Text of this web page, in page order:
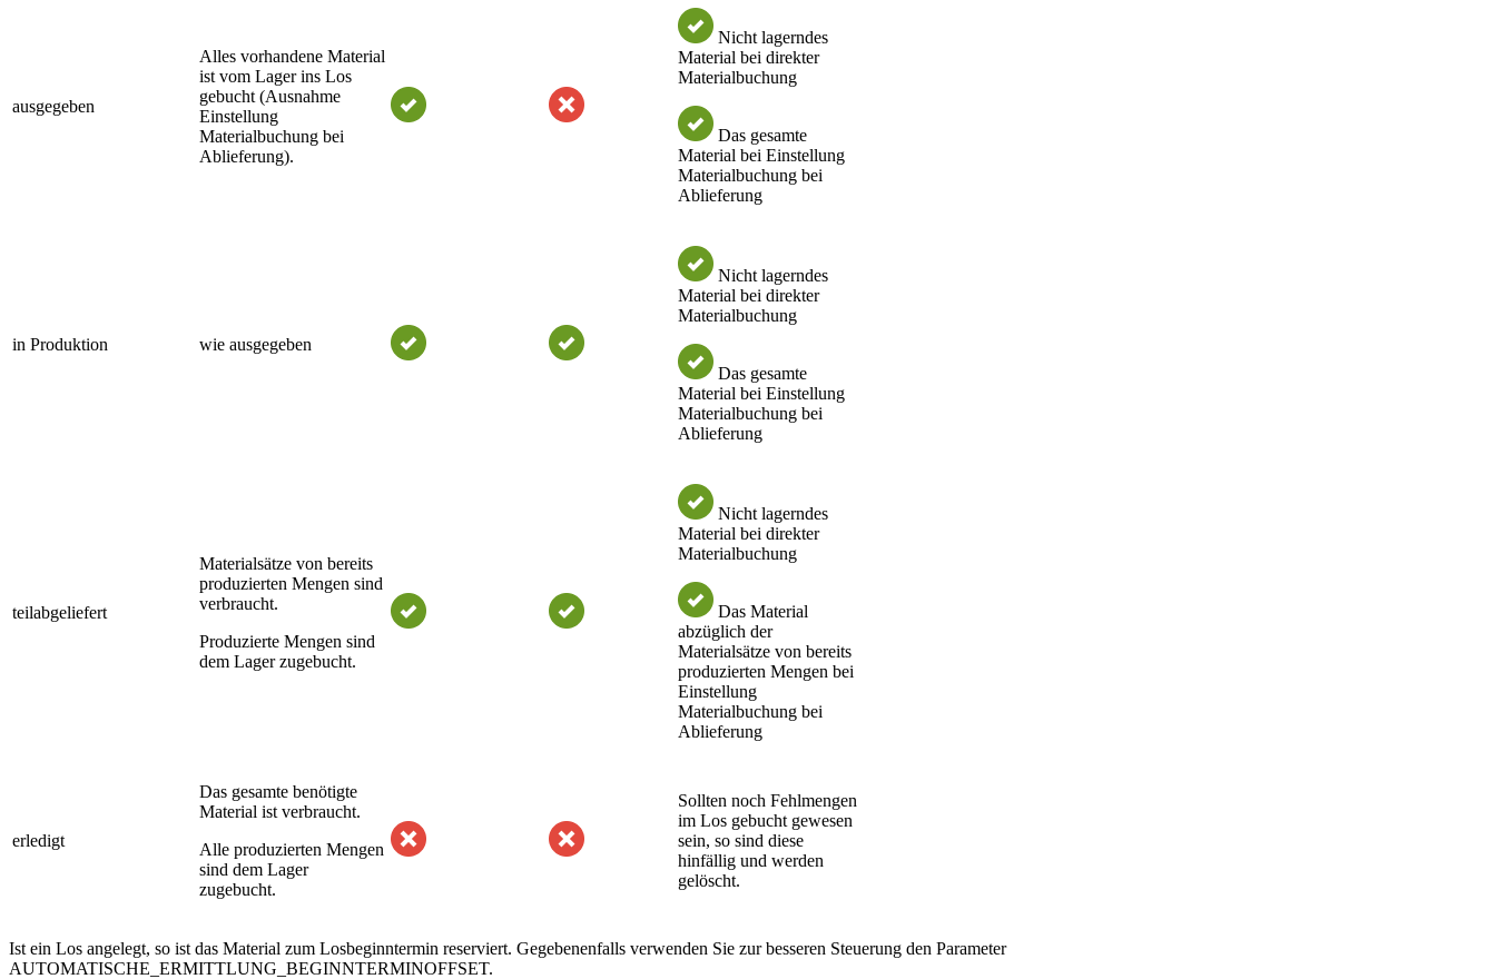
ausgegeben
Alles vorhandene Material
ist vom Lager ins Los
gebucht (Ausnahme
Einstellung
Materialbuchung bei
Ablieferung).
Nicht lagerndes
Material bei direkter
Materialbuchung
Das gesamte
Material bei Einstellung
Materialbuchung bei
Ablieferung
in Produktion wie ausgegeben
Nicht lagerndes
Material bei direkter
Materialbuchung
Das gesamte
Material bei Einstellung
Materialbuchung bei
Ablieferung
teilabgeliefert
Materialsätze von bereits
produzierten Mengen sind
verbraucht.
Produzierte Mengen sind
dem Lager zugebucht.
Nicht lagerndes
Material bei direkter
Materialbuchung
Das Material
abzüglich der
Materialsätze von bereits
produzierten Mengen bei
Einstellung
Materialbuchung bei
Ablieferung
erledigt
Das gesamte benötigte
Material ist verbraucht.
Alle produzierten Mengen
sind dem Lager
zugebucht.
Sollten noch Fehlmengen
im Los gebucht gewesen
sein, so sind diese
hinfällig und werden
gelöscht.
Ist ein Los angelegt, so ist das Material zum Losbeginntermin reserviert. Gegebenenfalls verwenden Sie zur besseren Steuerung den Parameter
AUTOMATISCHE_ERMITTLUNG_BEGINNTERMINOFFSET.